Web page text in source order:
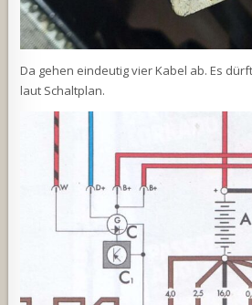
Da gehen eindeutig vier Kabel ab. Es
laut Schaltplan.